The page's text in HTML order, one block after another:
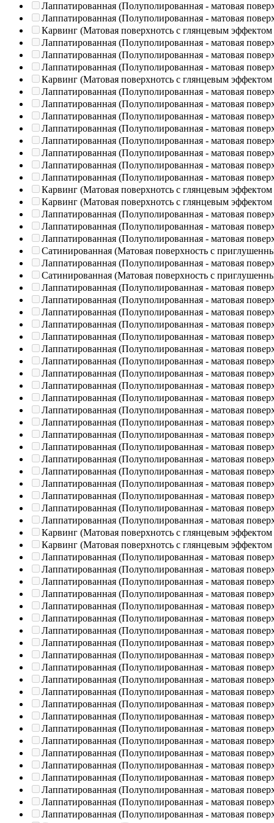
Лаппатированная (Полуполированная - матовая
Лаппатированная (Полуполированная - матовая
Карвинг (Матовая поверхнотсь с глянцевым эффектом
Лаппатированная (Полуполированная - матовая
Лаппатированная (Полуполированная - матовая
Лаппатированная (Полуполированная - матовая
Карвинг (Матовая поверхнотсь с глянцевым эффектом
Лаппатированная (Полуполированная - матовая
Лаппатированная (Полуполированная - матовая
Лаппатированная (Полуполированная - матовая
Лаппатированная (Полуполированная - матовая
Лаппатированная (Полуполированная - матовая
Лаппатированная (Полуполированная - матовая
Лаппатированная (Полуполированная - матовая
Лаппатированная (Полуполированная - матовая
Карвинг (Матовая поверхнотсь с глянцевым эффектом
Карвинг (Матовая поверхнотсь с глянцевым эффектом
Лаппатированная (Полуполированная - матовая
Лаппатированная (Полуполированная - матовая
Лаппатированная (Полуполированная - матовая
Сатинированная (Матовая поверхность с
Лаппатированная (Полуполированная - матовая
Сатинированная (Матовая поверхность с
Лаппатированная (Полуполированная - матовая
Лаппатированная (Полуполированная - матовая
Лаппатированная (Полуполированная - матовая
Лаппатированная (Полуполированная - матовая
Лаппатированная (Полуполированная - матовая
Лаппатированная (Полуполированная - матовая
Лаппатированная (Полуполированная - матовая
Лаппатированная (Полуполированная - матовая
Лаппатированная (Полуполированная - матовая
Лаппатированная (Полуполированная - матовая
Лаппатированная (Полуполированная - матовая
Лаппатированная (Полуполированная - матовая
Лаппатированная (Полуполированная - матовая
Лаппатированная (Полуполированная - матовая
Лаппатированная (Полуполированная - матовая
Лаппатированная (Полуполированная - матовая
Лаппатированная (Полуполированная - матовая
Лаппатированная (Полуполированная - матовая
Лаппатированная (Полуполированная - матовая
Лаппатированная (Полуполированная - матовая
Карвинг (Матовая поверхнотсь с глянцевым эффектом
Карвинг (Матовая поверхнотсь с глянцевым эффектом
Лаппатированная (Полуполированная - матовая
Лаппатированная (Полуполированная - матовая
Лаппатированная (Полуполированная - матовая
Лаппатированная (Полуполированная - матовая
Лаппатированная (Полуполированная - матовая
Лаппатированная (Полуполированная - матовая
Лаппатированная (Полуполированная - матовая
Лаппатированная (Полуполированная - матовая
Лаппатированная (Полуполированная - матовая
Лаппатированная (Полуполированная - матовая
Лаппатированная (Полуполированная - матовая
Лаппатированная (Полуполированная - матовая
Лаппатированная (Полуполированная - матовая
Лаппатированная (Полуполированная - матовая
Лаппатированная (Полуполированная - матовая
Лаппатированная (Полуполированная - матовая
Лаппатированная (Полуполированная - матовая
Лаппатированная (Полуполированная - матовая
Лаппатированная (Полуполированная - матовая
Лаппатированная (Полуполированная - матовая
Лаппатированная (Полуполированная - матовая
Лаппатированная (Полуполированная - матовая